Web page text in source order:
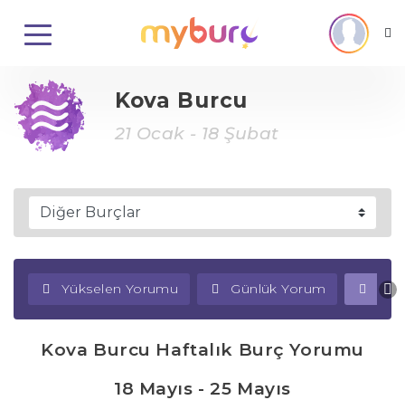
Kova Burcu
21 Ocak - 18 Şubat
Yükselen Yorumu Günlük Yorum
Kova Burcu Haftalık Burç Yorumu
18 Mayıs - 25 Mayıs